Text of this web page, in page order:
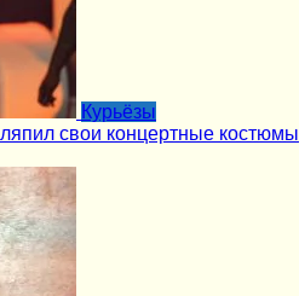
Курьёзы
свои концертные костюмы